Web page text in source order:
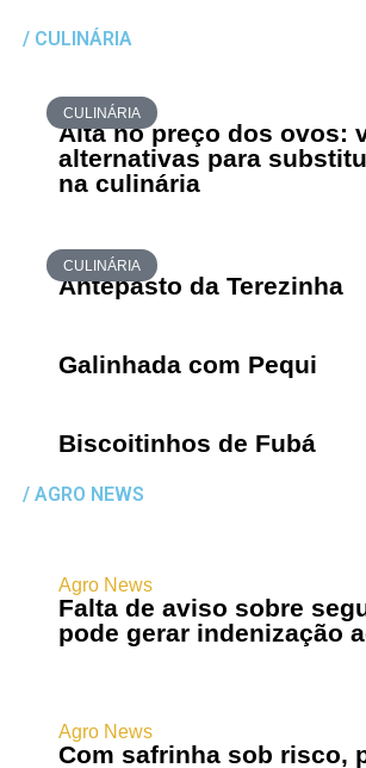
/ CULINÁRIA
CULINÁRIA
Alta no preço dos ovos:
alternativas para
na culinária
CULINÁRIA
Antepasto da Terezinha
Galinhada com Pequi
Biscoitinhos de Fubá
/ AGRO NEWS
Agro News
Falta de aviso sobre
pode gerar indenização
Agro News
Com safrinha sob risco,